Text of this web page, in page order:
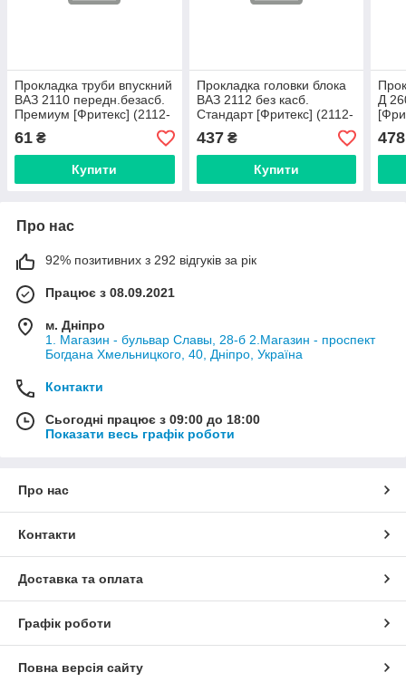
Прокладка труби впускний
ВАЗ 2110 передн.безасб.
Премиум [Фритекс] (2112-
61 ₴
Купити
Прокладка головки блока
ВАЗ 2112 без касб.
Стандарт [Фритекс] (2112-
437₴
Купити
Д
478
Про нас
92% позитивних з 292 відгуків за рік
Працює з 08.09.2021
м. Дніпро
1. Магазин - бульвар Славы, 28-б 2.Магазин - проспект
Богдана Хмельницкого, 40, Дніпро, Україна
Контакти
Сьогодні працює з 09:00 до 18:00
Показати весь графік роботи
Про нас
Контакти
Доставка та оплата
Графік роботи
Повна версія сайту